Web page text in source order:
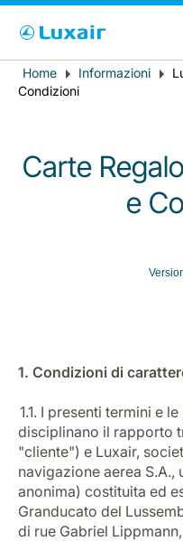
Paese di residenza
Breadcrumb
Home Informazioni
Condizioni
Carte
e
1. Condizioni di
1.1. I presenti termini e
disciplinano il rapporto
"cliente") e Luxair,
navigazione aerea
anonima) costituita ed
Granducato del
di rue Gabriel